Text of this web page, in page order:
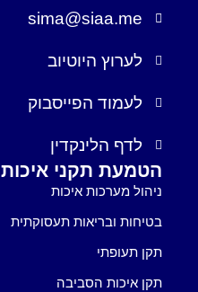
sima@siaa.me
לערוץ היוטיוב
לעמוד הפייסבוק
לדף הלינקדין
הטמעת תקני איכות
ניהול מערכות איכות
בטיחות ובריאות תעסוקתית
תקן תעופתי
תקן איכות הסביבה